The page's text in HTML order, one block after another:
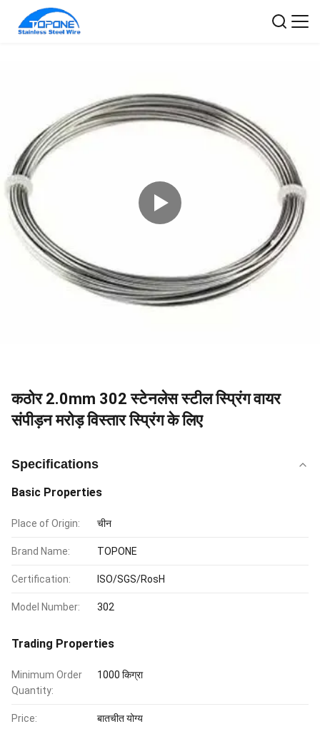
कठोर 2.0mm 302 स्टेनलेस स्टील स्प्रिंग वायर
संपीड़न मरोड़ विस्तार स्प्रिंग के लिए
Specifications
Basic Properties
Place of Origin: चीन
Brand Name: TOPONE
Certification: ISO/SGS/RosH
Model Number: 302
Trading Properties
Minimum Order
Quantity:
1000 किग्रा
Price: बातचीत योग्य